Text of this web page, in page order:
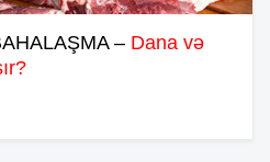
– Dana və